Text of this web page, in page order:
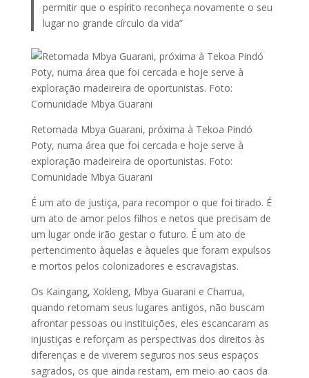
permitir que o espírito reconheça novamente o seu
lugar no grande círculo da vida”
Retomada Mbya Guarani, próxima à Tekoa Pindó
Poty, numa área que foi cercada e hoje serve à
exploração madeireira de oportunistas. Foto:
Comunidade Mbya Guarani
É um ato de justiça, para recompor o que foi tirado. É
um ato de amor pelos filhos e netos que precisam de
um lugar onde irão gestar o futuro. É um ato de
pertencimento àquelas e àqueles que foram expulsos
e mortos pelos colonizadores e escravagistas.
Os Kaingang, Xokleng, Mbya Guarani e Charrua,
quando retomam seus lugares antigos, não buscam
afrontar pessoas ou instituições, eles escancaram as
injustiças e reforçam as perspectivas dos direitos às
diferenças e de viverem seguros nos seus espaços
sagrados, os que ainda restam, em meio ao caos da